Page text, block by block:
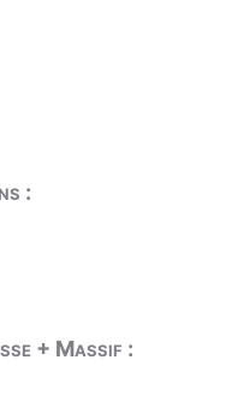
:
+ Massif :